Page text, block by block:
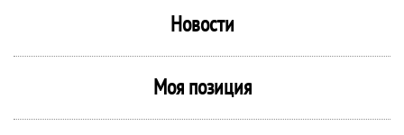
Новости
Моя позиция